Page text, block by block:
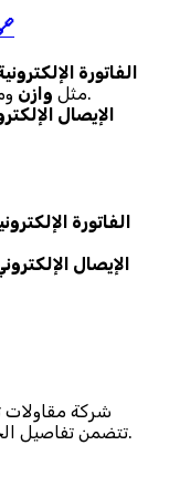
الفاتورة
مثل وازن
ومربوطة بهيئة الزكاة والضريبة والجمارك.
الإيصال
الفاتورة
الإيصال
شركة مقاولات
تتضمن تفاصيل الخدمة، التكلفة، وقيمة ضريبة القيمة المضافة.